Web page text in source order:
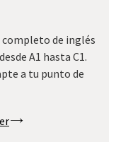
completo de inglés
A1 hasta C1.
a tu punto de